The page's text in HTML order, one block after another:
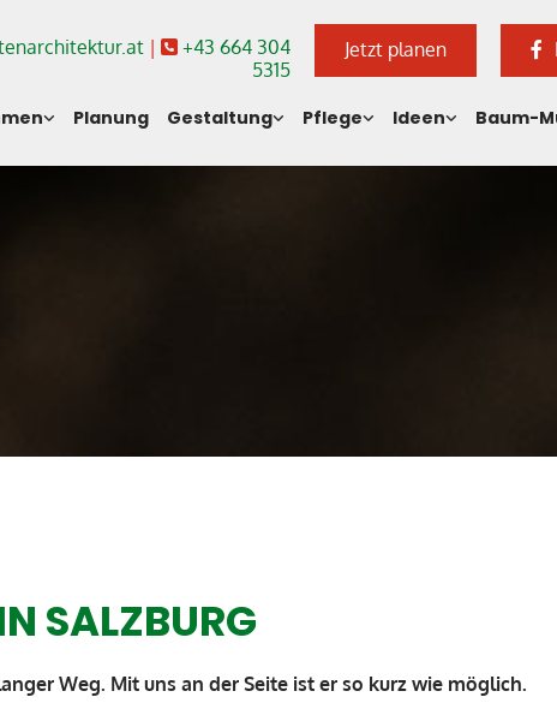
Jetzt planen
|  +43 664 304
5315
Planung Gestaltung Pflege Ideen Baum-
SALZBURG
Weg. Mit uns an der Seite ist er so kurz wie möglich.